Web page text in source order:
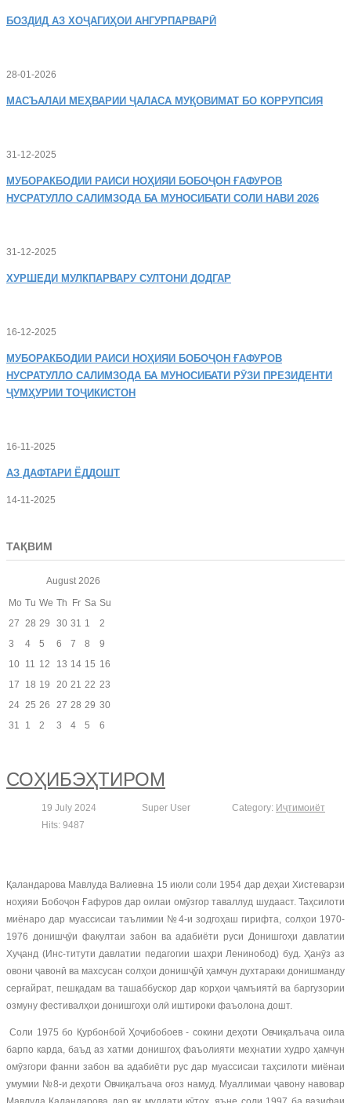
БОЗДИД АЗ ХОҶАГИҲОИ АНГУРПАРВАРӢ
28-01-2026
МАСЪАЛАИ МЕҲВАРИИ ҶАЛАСА МУҚОВИМАТ БО КОРРУПСИЯ
31-12-2025
МУБОРАКБОДИИ РАИСИ НОҲИЯИ БОБОҶОН ҒАФУРОВ
НУСРАТУЛЛО САЛИМЗОДА БА МУНОСИБАТИ СОЛИ НАВИ 2026
31-12-2025
ХУРШЕДИ МУЛКПАРВАРУ СУЛТОНИ ДОДГАР
16-12-2025
МУБОРАКБОДИИ РАИСИ НОҲИЯИ БОБОҶОН ҒАФУРОВ
НУСРАТУЛЛО САЛИМЗОДА БА МУНОСИБАТИ РӮЗИ ПРЕЗИДЕНТИ
ҶУМҲУРИИ ТОҶИКИСТОН
16-11-2025
АЗ ДАФТАРИ ЁДДОШТ
14-11-2025
ТАҚВИМ
August 2026
Mo Tu We Th Fr Sa Su
27 28 29 30 31 1
2
3
4 5 6 7 8
9
10 11 12 13 14 15 16
17
18 19 20 21 22 23
24 25 26 27 28 29 30
31
1 2 3 4 5 6
СОҲИБЭҲТИРОМ
19 July 2024 Super User Category: Иҷтимоиёт
Hits: 9487
Қаландарова Мавлуда Валиевна 15 июли соли 1954 дар деҳаи Хистеварзи
ноҳияи Бобоҷон Ғафуров дар оилаи омӯзгор таваллуд шудааст. Таҳсилоти
миёнаро дар муассисаи таълимии №4-и зодгоҳаш гирифта, солҳои 1970-
1976 донишҷӯи факултаи забон ва адабиёти руси Донишгоҳи давлатии
Хуҷанд (Инс-титути давлатии педагогии шаҳри Ленинобод) буд. Ҳанӯз аз
овони ҷавонӣ ва махсусан солҳои донишҷӯӣ ҳамчун духтараки донишманду
серғайрат, пешқадам ва ташаббускор дар корҳои ҷамъиятӣ ва баргузории
озмуну фестивалҳои донишгоҳи олӣ иштироки фаъолона дошт.
Соли 1975 бо Қурбонбой Ҳоҷибобоев - сокини деҳоти Овчиқалъача оила
барпо карда, баъд аз хатми донишгоҳ фаъолияти меҳнатии худро ҳамчун
омӯзгори фанни забон ва адабиёти рус дар муассисаи таҳсилоти миёнаи
умумии №8-и деҳоти Овчиқалъача оғоз намуд. Муаллимаи ҷавону навовар